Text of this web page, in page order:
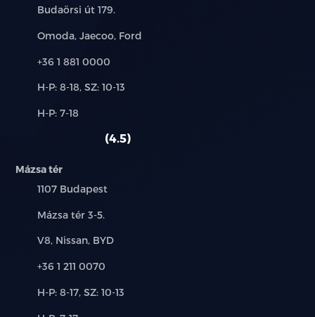
Cím:
Budaörsi út 179.
Márkák:
Omoda, Jaecoo, Ford
Telefon:
+36 1 881 0000
Új-
használt
H-P: 8-18, SZ: 10-13
Alkatrész,
H-P: 7-18
4.5
Mázsa tér
Település:
1107 Budapest
Cím:
Mázsa tér 3-5.
Márkák:
V8, Nissan, BYD
Telefon:
+36 1 211 0070
Új-
H-P: 8-17, SZ: 10-13